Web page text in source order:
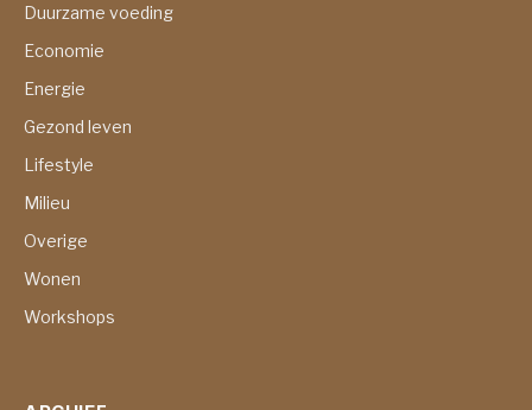
Duurzame voeding
Economie
Energie
Gezond leven
Lifestyle
Milieu
Overige
Wonen
Workshops